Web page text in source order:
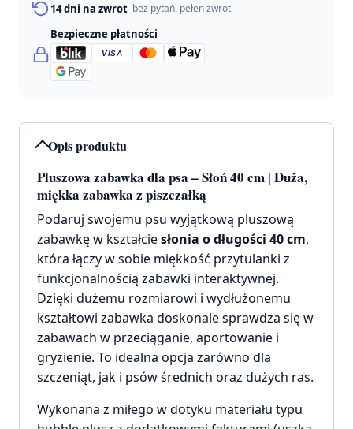
Opis produktu
Pluszowa zabawka dla psa – Słoń 40 cm | Duża,
miękka zabawka z piszczałką
Podaruj swojemu psu wyjątkową pluszową
zabawkę w kształciesłonia o długości 40 cm,
która łączy w sobie miękkość przytulanki z
funkcjonalnością zabawki interaktywnej.
Dzięki dużemu rozmiarowi i wydłużonemu
kształtowi zabawka doskonale sprawdza się w
zabawach w przeciąganie, aportowanie i
gryzienie. To idealna opcja zarówno dla
szczeniąt, jak i psów średnich oraz dużych ras.
Wykonana z miłego w dotyku materiału typu
14 dni na zwrot bez pytań, pełen zwrot
Bezpieczne płatności
VISA